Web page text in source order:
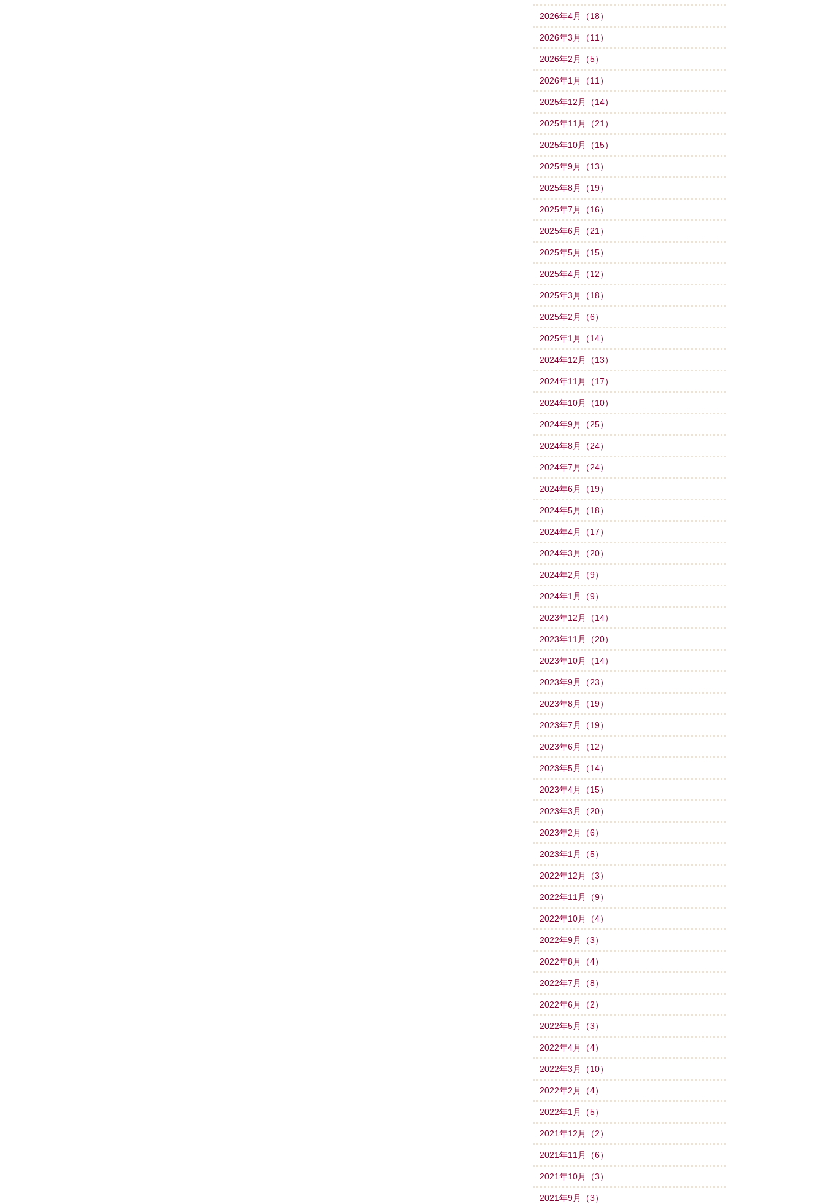
2026年4月（18）
2026年3月（11）
2026年2月（5）
2026年1月（11）
2025年12月（14）
2025年11月（21）
2025年10月（15）
2025年9月（13）
2025年8月（19）
2025年7月（16）
2025年6月（21）
2025年5月（15）
2025年4月（12）
2025年3月（18）
2025年2月（6）
2025年1月（14）
2024年12月（13）
2024年11月（17）
2024年10月（10）
2024年9月（25）
2024年8月（24）
2024年7月（24）
2024年6月（19）
2024年5月（18）
2024年4月（17）
2024年3月（20）
2024年2月（9）
2024年1月（9）
2023年12月（14）
2023年11月（20）
2023年10月（14）
2023年9月（23）
2023年8月（19）
2023年7月（19）
2023年6月（12）
2023年5月（14）
2023年4月（15）
2023年3月（20）
2023年2月（6）
2023年1月（5）
2022年12月（3）
2022年11月（9）
2022年10月（4）
2022年9月（3）
2022年8月（4）
2022年7月（8）
2022年6月（2）
2022年5月（3）
2022年4月（4）
2022年3月（10）
2022年2月（4）
2022年1月（5）
2021年12月（2）
2021年11月（6）
2021年10月（3）
2021年9月（3）